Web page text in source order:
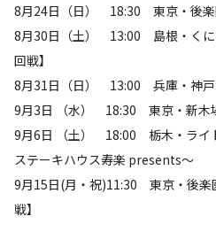
8月24日（日） 18:30 東京・後楽
8月30日（土） 13:00 島根・くに
回戦】
8月31日（日） 13:00 兵庫・神戸
9月3日 （水） 18:30 東京・新木
9月6日 （土） 18:00 栃木・ライ
ステーキハウス寿楽 presents～
9月15日(月・祝)11:30 東京・後楽
戦】